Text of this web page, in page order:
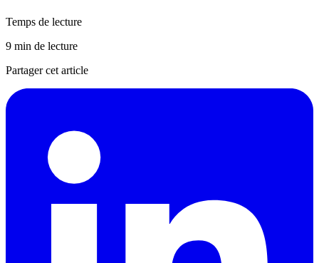
Temps de lecture
9 min de lecture
Partager cet article